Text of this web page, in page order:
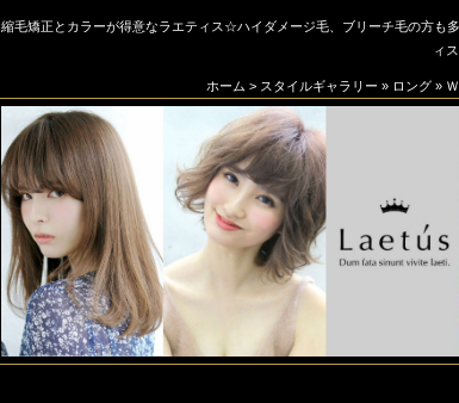
縮毛矯正とカラーが得意なラエティス☆ハイダメージ毛、ブリーチ毛の方も
ィ
ホーム > スタイルギャラリー » ロング»